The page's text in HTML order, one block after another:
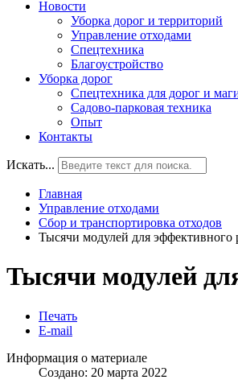
Новости
Уборка дорог и территорий
Управление отходами
Спецтехника
Благоустройство
Уборка дорог
Спецтехника для дорог и
Садово-парковая техника
Опыт
Контакты
Искать...
Главная
Управление отходами
Сбор и транспортировка отходов
Тысячи модулей для
Тысячи модулей
Печать
E-mail
Информация о материале
Создано: 20 марта 2022